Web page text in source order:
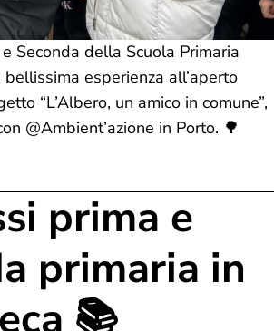
Seconda della Scuola Primaria
esperienza all’aperto
“L’Albero, un amico in comune”,
@Ambient’azione in Porto. 🌳
prima e
primaria in
📚